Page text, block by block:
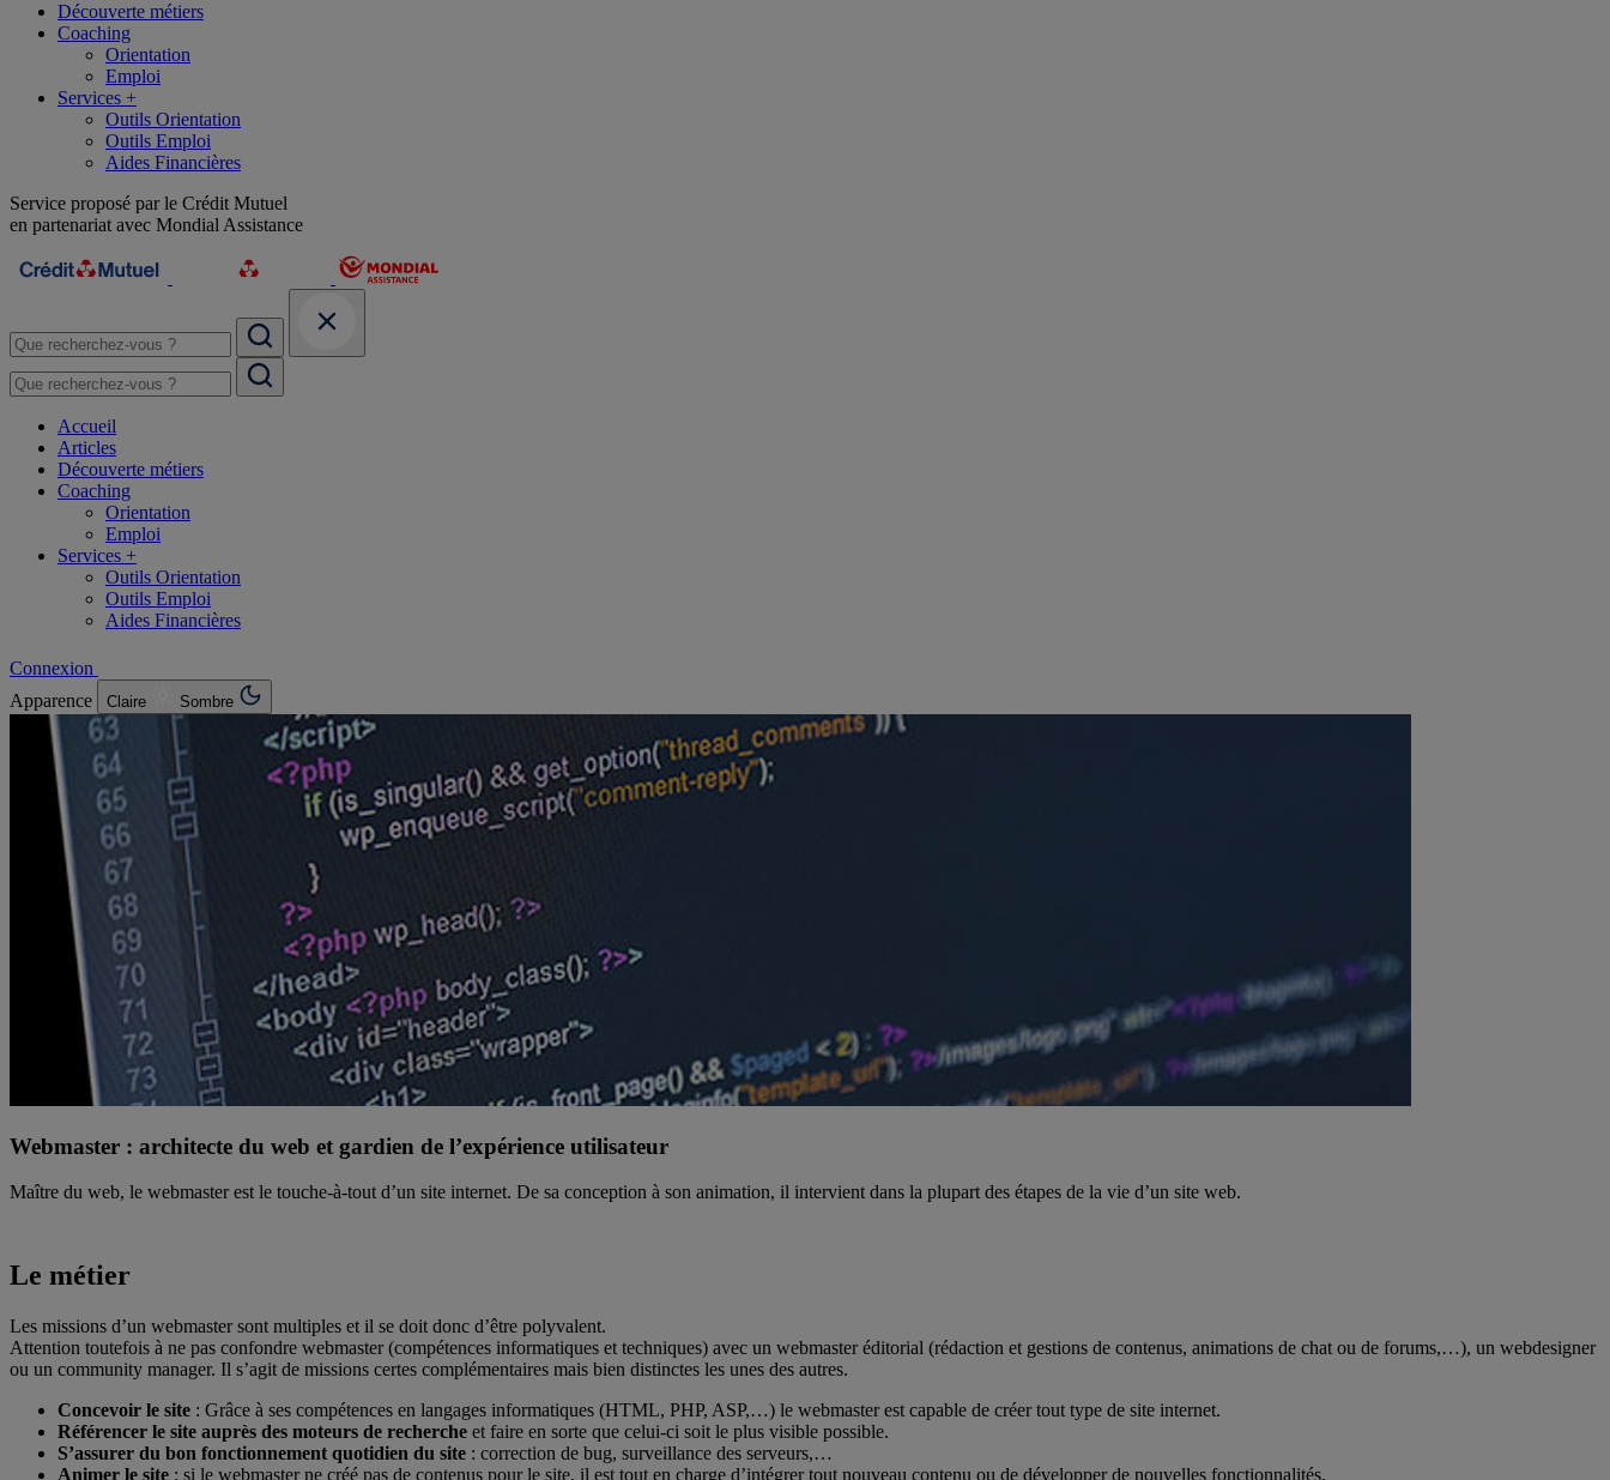
Découverte métiers
Coaching
Orientation
Emploi
Services +
Outils Orientation
Outils Emploi
Aides Financières
Service proposé par le Crédit Mutuel
en partenariat avec Mondial Assistance
Accueil
Articles
Découverte métiers
Coaching
Orientation
Emploi
Services +
Outils Orientation
Outils Emploi
Aides Financières
Connexion
Apparence
Claire Sombre
Webmaster : architecte du web et gardien de l’expérience utilisateur
Maître du web, le webmaster est le touche-à-tout d’un site internet. De sa conception à son animation, il intervient dans la plupart des étapes de la vie d’un site web.
Le métier
Les missions d’un webmaster sont multiples et il se doit donc d’être polyvalent.
Attention toutefois à ne pas confondre webmaster (compétences informatiques et techniques) avec un webmaster éditorial (rédaction et gestions de contenus, animations de chat ou de forums,…), un webdesigner
ou un community manager. Il s’agit de missions certes complémentaires mais bien distinctes les unes des autres.
Concevoir le site : Grâce à ses compétences en langages informatiques (HTML, PHP, ASP,…) le webmaster est capable de créer tout type de site internet.
Référencer le site auprès des moteurs de recherche et faire en sorte que celui-ci soit le plus visible possible.
S’assurer du bon fonctionnement quotidien du site : correction de bug, surveillance des serveurs,…
Animer le site : si le webmaster ne créé pas de contenus pour le site, il est tout en charge d’intégrer tout nouveau contenu ou de développer de nouvelles fonctionnalités.